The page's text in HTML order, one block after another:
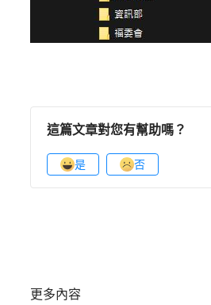
這篇文章對您有幫助嗎？
是 否
更多內容